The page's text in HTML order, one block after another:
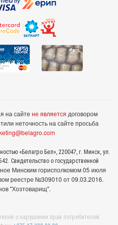
на сайте не является договором
неточность на сайте просьба
«Белагро Бел», 220047, г. Минск, ул.
Свидетельство о государственной
Минcким горисполкомом 05 июля
реестре №309010 от 09.03.2016.
"Хозтоварищ".
о нарушении прав потребителей: